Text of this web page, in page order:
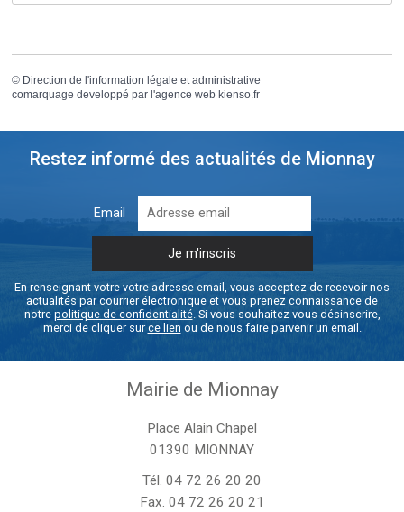
© Direction de l'information légale et administrative
comarquage developpé par l'agence web kienso.fr
Restez informé des actualités de Mionnay
Email
En renseignant votre votre adresse email, vous acceptez de recevoir nos
actualités par courrier électronique et vous prenez connaissance de
notre politique de confidentialité. Si vous souhaitez vous désinscrire,
merci de cliquer surce lien ou de nous faire parvenir un email.
Mairie de Mionnay
Place Alain Chapel
01390 MIONNAY
Tél. 04 72 26 20 20
Fax. 04 72 26 20 21